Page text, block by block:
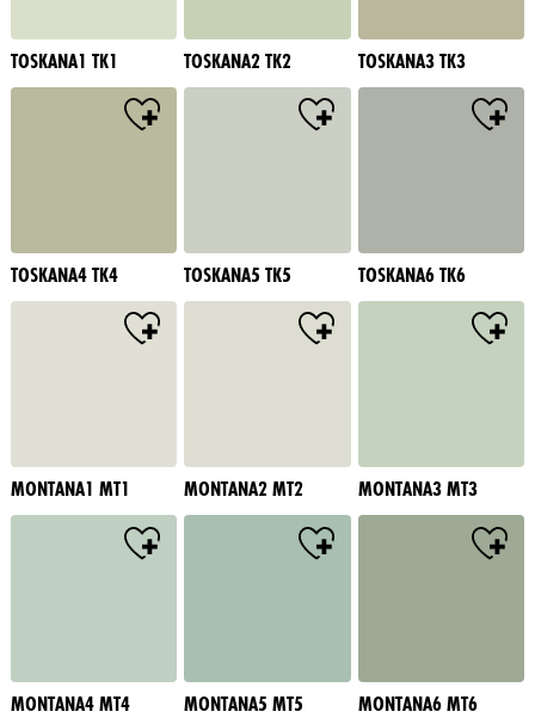
TOSKANA1 TK1 TOSKANA2 TK2 TOSKANA3 TK3
TOSKANA4 TK4 TOSKANA5 TK5 TOSKANA6 TK6
MONTANA1 MT1 MONTANA2 MT2 MONTANA3 MT3
MONTANA4 MT4 MONTANA5 MT5 MONTANA6 MT6